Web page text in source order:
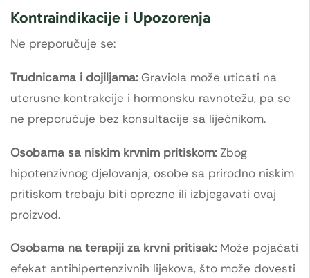
Kontraindikacije i Upozorenja
Ne preporučuje se:
Trudnicama i dojiljama:Graviola može uticati na
uterusne kontrakcije i hormonsku ravnotežu, pa se
ne preporučuje bez konsultacije sa liječnikom.
Osobama sa niskim krvnim pritiskom:Zbog
hipotenzivnog djelovanja, osobe sa prirodno niskim
pritiskom trebaju biti oprezne ili izbjegavati ovaj
proizvod.
Osobama na terapiji za krvni pritisak:Može pojačati
efekat antihipertenzivnih lijekova, što može dovesti